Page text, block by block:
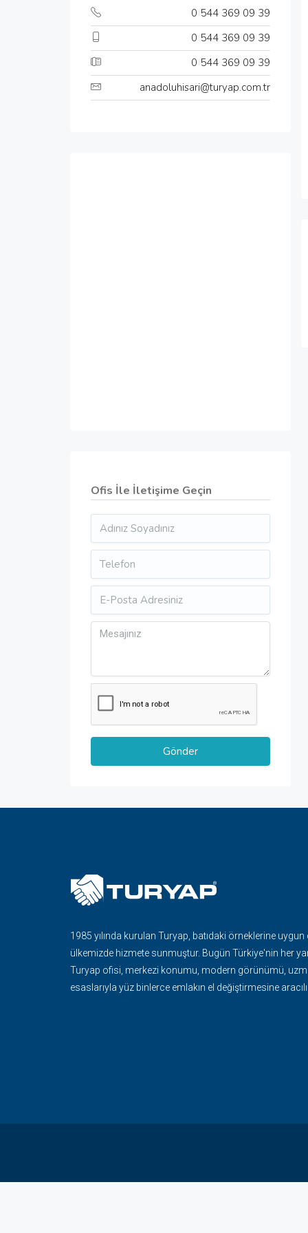
0 544 369 09 39
0 544 369 09 39
0 544 369 09 39
anadoluhisari@turyap.com.tr
Ofis İle İletişime Geçin
1985 yılında kurulan Turyap, batıdaki örneklerine
ülkemizde hizmete sunmuştur. Bugün Türkiye'nin her
Turyap ofisi, merkezi konumu, modern görünümü,
esaslarıyla yüz binlerce emlakın el değiştirmesine